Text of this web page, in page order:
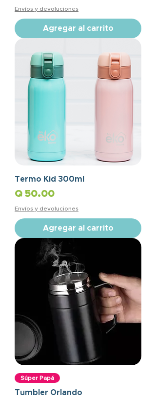
Envíos y devoluciones
Agregar al carrito
Termo Kid 300ml
Precio
Q 50.00
Envíos y devoluciones
Agregar al carrito
Súper Papá
Tumbler Orlando